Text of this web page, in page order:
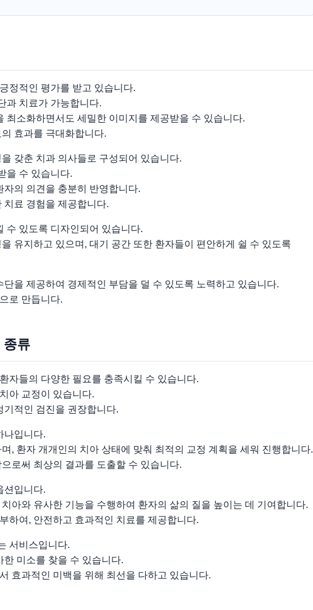
정적인 평가를 받고 있습니다.
과 치료가 가능합니다.
최소화하면서도 세밀한 이미지를 제공받을 수 있습니다.
효과를 극대화합니다.
갖춘 치과 의사들로 구성되어 있습니다.
을 수 있습니다.
의 의견을 충분히 반영합니다.
치료 경험을 제공합니다.
수 있도록 디자인되어 있습니다.
유지하고 있으며, 대기 공간 또한 환자들이 편안하게 쉴 수 있도록
을 제공하여 경제적인 부담을 덜 수 있도록 노력하고 있습니다.
로 만듭니다.
종류
자들의 다양한 필요를 충족시킬 수 있습니다.
아 교정이 있습니다.
적인 검진을 권장합니다.
나입니다.
, 환자 개개인의 치아 상태에 맞춰 최적의 교정 계획을 세워 진행합니다.
로써 최상의 결과를 도출할 수 있습니다.
션입니다.
아와 유사한 기능을 수행하여 환자의 삶의 질을 높이는 데 기여합니다.
하여, 안전하고 효과적인 치료를 제공합니다.
서비스입니다.
미소를 찾을 수 있습니다.
효과적인 미백을 위해 최선을 다하고 있습니다.